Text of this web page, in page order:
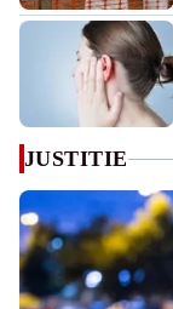
JUSTITIE